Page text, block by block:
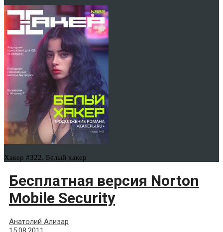
Хакер #322. Белый хакер
Бесплатная версия Norton
Mobile Security
Анатолий Ализар